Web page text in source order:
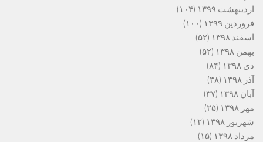
اردیبهشت ۱۳۹۹
(۱۰۴)
فروردین ۱۳۹۹
(۱۰۰)
اسفند ۱۳۹۸
(۵۲)
بهمن ۱۳۹۸
(۵۲)
دی ۱۳۹۸
(۸۴)
آذر ۱۳۹۸
(۳۸)
آبان ۱۳۹۸
(۳۷)
مهر ۱۳۹۸
(۲۵)
شهریور ۱۳۹۸
(۱۲)
مرداد ۱۳۹۸
(۱۵)